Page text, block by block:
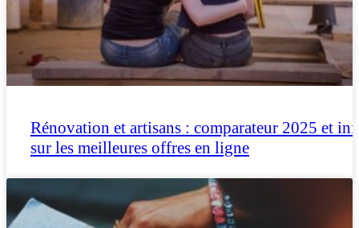
Rénovation et artisans : comparateur 2025 et
sur les meilleures offres en ligne